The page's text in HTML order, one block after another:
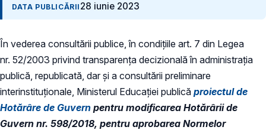
DATA PUBLICĂRII 28 iunie 2023
În vederea consultării publice, în condiţiile art. 7 din Legea
nr. 52/2003 privind transparenţa decizională în administraţia
publică, republicată, dar și a consultării preliminare
interinstituționale, Ministerul Educaţiei publică proiectul de
Hotărâre de Guvern pentru modificarea Hotărârii de
Guvern nr. 598/2018, pentru aprobarea Normelor